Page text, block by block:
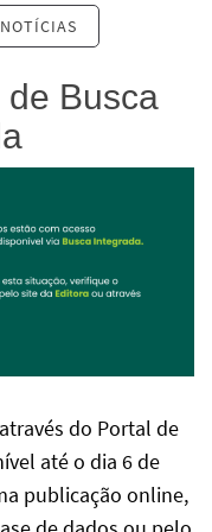
NOTÍCIAS
Busca
do Portal de
até o dia 6 de
publicação online,